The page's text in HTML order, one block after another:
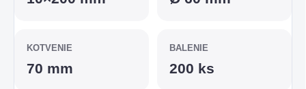
KOTVENIE
70 mm
BALENIE
200 ks